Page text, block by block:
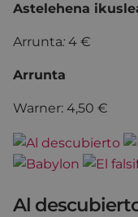
Astelehena
Arrunta: 4 €
Arrunta
Warner: 4,50 €
Al